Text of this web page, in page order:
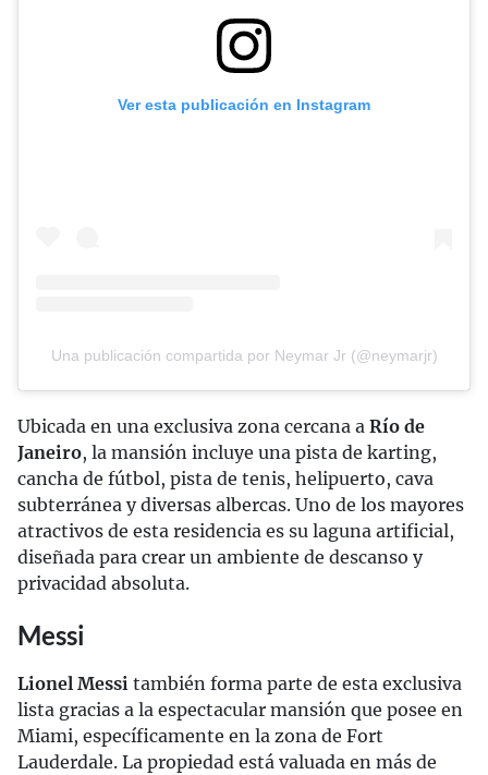
Ver esta publicación en Instagram
Una publicación compartida por Neymar Jr (@neymarjr)
Ubicada en una exclusiva zona cercana a Río de
Janeiro, la mansión incluye una pista de karting,
cancha de fútbol, pista de tenis, helipuerto, cava
subterránea y diversas albercas. Uno de los mayores
atractivos de esta residencia es su laguna artificial,
diseñada para crear un ambiente de descanso y
privacidad absoluta.
Messi
Lionel Messi también forma parte de esta exclusiva
lista gracias a la espectacular mansión que posee en
Miami, específicamente en la zona de Fort
Lauderdale. La propiedad está valuada en más de